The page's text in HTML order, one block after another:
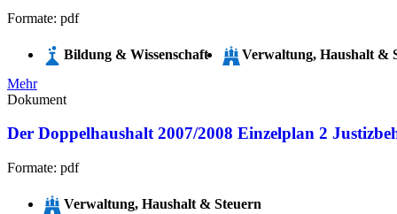
Formate: pdf
Bildung & Wissenschaft
Verwaltung, Haushalt &
Mehr
Dokument
Der Doppelhaushalt 2007/2008 Einzelplan 2
Formate: pdf
Verwaltung, Haushalt & Steuern